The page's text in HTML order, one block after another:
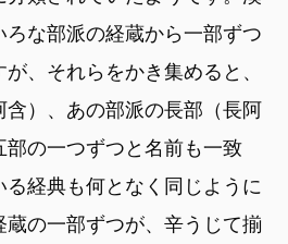
な部派の経蔵から一部ずつ
、それらをかき集めると、
含）、あの部派の長部（長阿
の一つずつと名前も一致
る経典も何となく同じように
の一部ずつが、辛うじて揃